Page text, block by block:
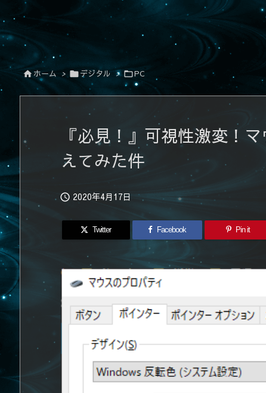
 ホーム > デジタル > PC
『必見！』可視性激変！
えてみた件
 2020年4月17日
Twitter Facebook Pin it